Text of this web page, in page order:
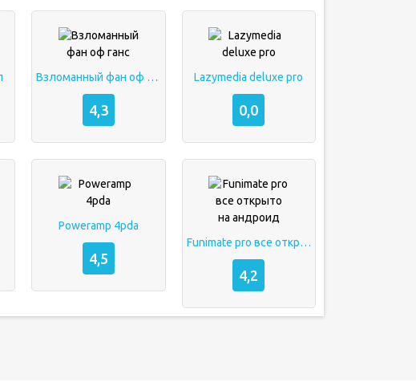
Взломанный фан оф ганс
4,3
Lazymedia deluxe pro
0,0
Poweramp 4pda
4,5
Funimate pro все открыто на андроид
4,2